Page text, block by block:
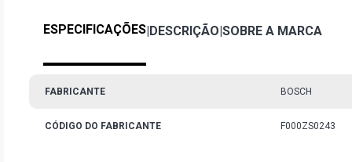
ESPECIFICAÇÕES|DESCRIÇÃO|SOBRE A MARCA
FABRICANTE BOSCH
CÓDIGO DO FABRICANTE F000ZS0243